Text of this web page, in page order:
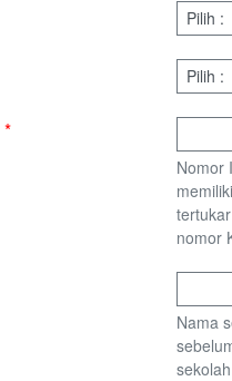
*
Nomor
nomor
Nama